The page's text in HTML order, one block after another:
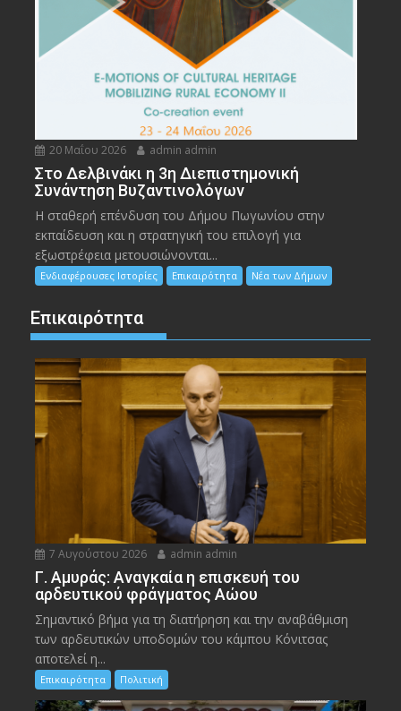
20 Μαΐου 2026 admin admin
Στο Δελβινάκι η 3η Διεπιστημονική
Συνάντηση Βυζαντινολόγων
Η σταθερή επένδυση του Δήμου Πωγωνίου στην
εκπαίδευση και η στρατηγική του επιλογή για
εξωστρέφεια μετουσιώνονται...
Ενδιαφέρουσες Ιστορίες Επικαιρότητα Νέα των Δήμων
Επικαιρότητα
7 Αυγούστου 2026 admin admin
Γ. Αμυράς: Αναγκαία η επισκευή του
αρδευτικού φράγματος Αώου
Σημαντικό βήμα για τη διατήρηση και την αναβάθμιση
των αρδευτικών υποδομών του κάμπου Κόνιτσας
αποτελεί η...
Επικαιρότητα Πολιτική